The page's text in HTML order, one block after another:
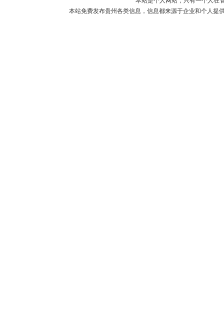
本站免费发布贵州各类信息，信息都来源于企业和个人提